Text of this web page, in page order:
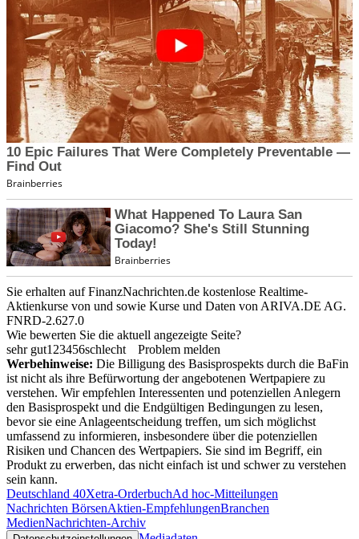
Sie erhalten auf FinanzNachrichten.de kostenlose Realtime-
Aktienkurse von und sowie Kurse und Daten vonARIVA.DE AG.
FNRD-2.627.0
Wie bewerten Sie die aktuell angezeigte Seite?
sehr gut123456schlecht
Problem melden
Werbehinweise: Die Billigung des Basisprospekts durch die BaFin
ist nicht als ihre Befürwortung der angebotenen Wertpapiere zu
verstehen. Wir empfehlen Interessenten und potenziellen Anlegern
den Basisprospekt und die Endgültigen Bedingungen zu lesen,
bevor sie eine Anlageentscheidung treffen, um sich möglichst
umfassend zu informieren, insbesondere über die potenziellen
Risiken und Chancen des Wertpapiers. Sie sind im Begriff, ein
Produkt zu erwerben, das nicht einfach ist und schwer zu verstehen
sein kann.
Deutschland 40Xetra-OrderbuchAd hoc-Mitteilungen
Nachrichten BörsenAktien-EmpfehlungenBranchen
MedienNachrichten-Archiv